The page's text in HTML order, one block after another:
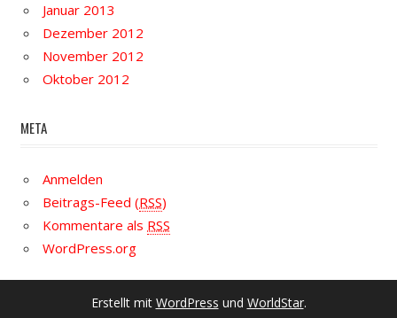
Januar 2013
Dezember 2012
November 2012
Oktober 2012
META
Anmelden
Beitrags-Feed (RSS)
Kommentare als RSS
WordPress.org
Erstellt mit WordPress und WorldStar.